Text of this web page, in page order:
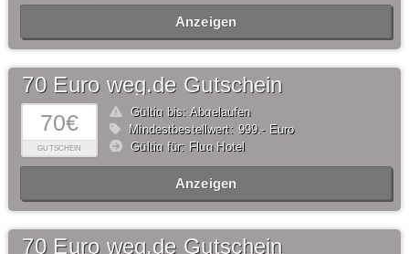
Anzeigen
70€
GUTSCHEIN
70 Euro weg.de Gutschein
Gültig bis: Abgelaufen
Mindestbestellwert: 999,- Euro
Gültig für: Flug Hotel
Anzeigen
70 Euro weg.de Gutschein